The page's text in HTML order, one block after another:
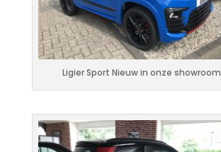
Ligier Sport Nieuw in onze showroom